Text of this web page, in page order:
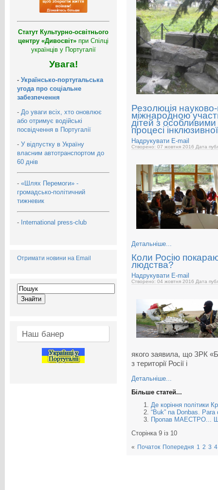
Статут Культурно-освітнього
центру «Дивосвіт» при Спілці
українців у Португалії
Увага!
- Українсько-португальська
угода про соціальне
забезпечення
- До уваги всіх, хто оновлює
або отримує водійські
посвідчення в Португалії
- У відпустку в Україну
власним автотранспортом до
60 днів
- «Шлях Перемоги» -
громадсько-політичний
тижневик
- International press-club
Отримати новини на Email
Наш банер
Резолюція
міжнародною
дітей з
процесі
Надрукувати E-mail
Створено: 07 жовтня 2016 Дата
Детальніше...
Коли Росію
людства?
Надрукувати E-mail
Створено: 04 жовтня 2016 Дата
якого заявила, що ЗРК
з території Росії і
Детальніше...
Більше статей...
Де коріння політики
“Buk” na Donbas. Para
Пропав МАЕСТРО...
Сторінка 9 із 10
« Початок Попередня 1 2 3 4